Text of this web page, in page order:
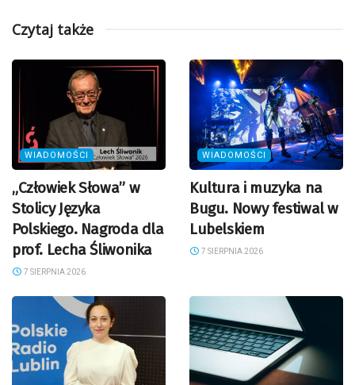
Czytaj także
WIADOMOŚCI
„Człowiek Słowa” w
Stolicy Języka
Polskiego. Nagroda dla
prof. Lecha Śliwonika
7 SIERPNIA 2026
WIADOMOŚCI
Kultura i muzyka na
Bugu. Nowy festiwal w
Lubelskiem
7 SIERPNIA 2026